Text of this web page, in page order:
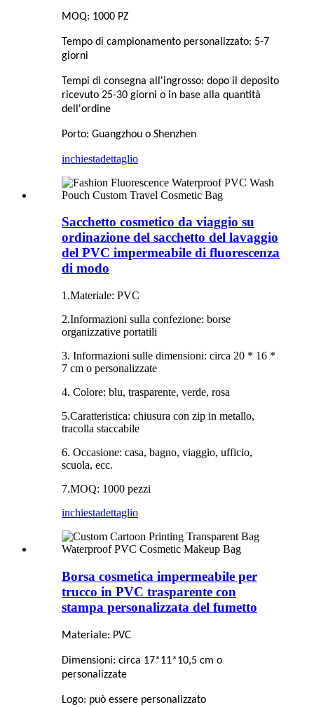
MOQ: 1000 PZ
Tempo di campionamento personalizzato: 5-7
giorni
Tempi di consegna all'ingrosso: dopo il deposito
ricevuto 25-30 giorni o in base alla quantità
dell'ordine
Porto: Guangzhou o Shenzhen
inchiestadettaglio
Sacchetto cosmetico da viaggio su
ordinazione del sacchetto del lavaggio
del PVC impermeabile di fluorescenza
di modo
1.Materiale: PVC
2.Informazioni sulla confezione: borse
organizzative portatili
3. Informazioni sulle dimensioni: circa 20 * 16 *
7 cm o personalizzate
4. Colore: blu, trasparente, verde, rosa
5.Caratteristica: chiusura con zip in metallo,
tracolla staccabile
6. Occasione: casa, bagno, viaggio, ufficio,
scuola, ecc.
7.MOQ: 1000 pezzi
inchiestadettaglio
Borsa cosmetica impermeabile per
trucco in PVC trasparente con
stampa personalizzata del fumetto
Materiale: PVC
Dimensioni: circa 17*11*10,5 cm o
personalizzate
Logo: può essere personalizzato